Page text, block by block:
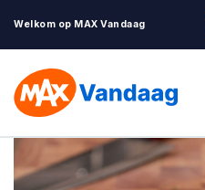
Welkom op MAX Vandaag